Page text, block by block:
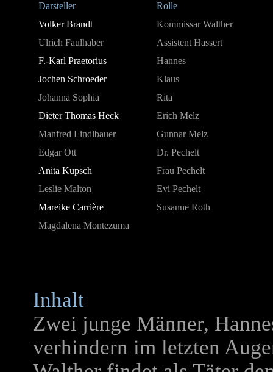
Darsteller
Rolle
Volker Brandt
Kommissar Walther
Ulrich Faulhaber
Assistent Hassert
F.-Karl Praetorius
Hannes
Jochen Schroeder
Klaus
Johanna Sophia
Rita
Dieter Thomas Heck
Erich Melz
Manfred Lindlbauer
Gunnar Melz
Edgar Ott
Dr. Pechelt
Anita Kupsch
Frau Pechelt
Leslie Malton
Evi Pechelt
Mareike Carrière
Susanne Roth
Magdalena Montezuma
Inhalt
Zwei junge Männer,
verhindern im letzten